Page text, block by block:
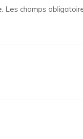
Les champs